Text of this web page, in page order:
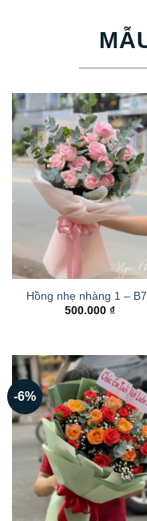
Hồng nhẹ nhàng 1 –
500.000 ₫
-6%